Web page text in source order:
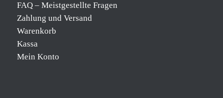
FAQ – Meistgestellte Fragen
Zahlung und Versand
Warenkorb
Kassa
Mein Konto